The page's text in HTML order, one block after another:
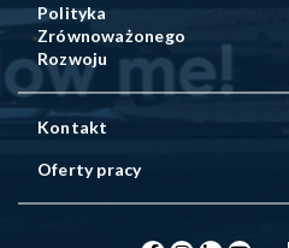
Polityka
Zrównoważonego
Rozwoju
Kontakt
Oferty pracy